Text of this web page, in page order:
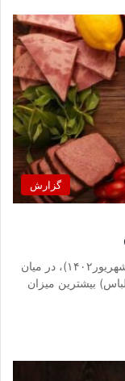
گزارش
طبق بررسی شرکت emrc در بازه زمانی (تیر- شهریور۱۴۰۲)، در میان
بیشترین میزان